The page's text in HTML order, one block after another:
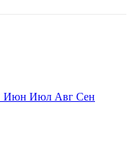
Июн Июл Авг Сен